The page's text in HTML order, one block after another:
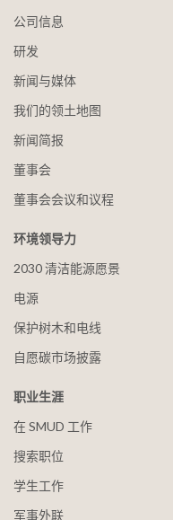
公司信息
研发
新闻与媒体
我们的领土地图
新闻简报
董事会
董事会会议和议程
环境领导力
2030 清洁能源愿景
电源
保护树木和电线
自愿碳市场披露
职业生涯
在 SMUD 工作
搜索职位
学生工作
军事外联